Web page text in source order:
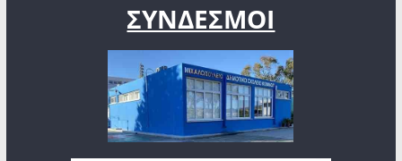
ΣΥΝΔΕΣΜΟΙ